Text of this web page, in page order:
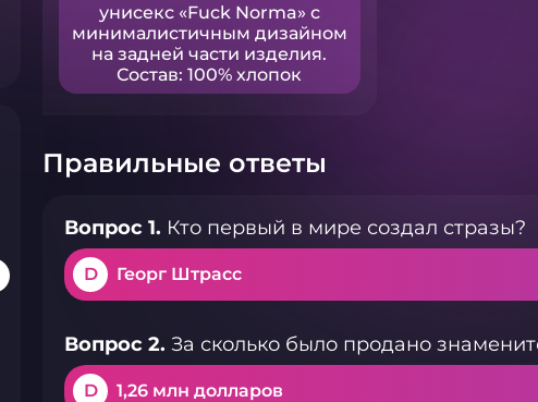
унисекс «Fuck Norma» с
минималистичным дизайном
на задней части изделия.
Состав: 100% хлопок
Правильные ответы
Вопрос 1. Кто первый в мире создал стразы?
D Георг Штрасс
Вопрос 2. За сколько было продано
D 1,26 млн долларов